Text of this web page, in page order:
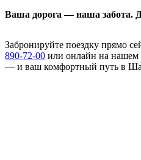
Ваша дорога — наша забота.
Забронируйте поездку прямо
890-72-00 или онлайн на нашем
— и ваш комфортный путь в